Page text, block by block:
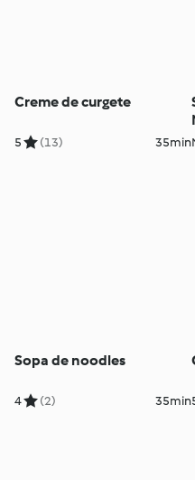
Creme de curgete
5 (13) 35min
Sopa de noodles
4 (2) 35min